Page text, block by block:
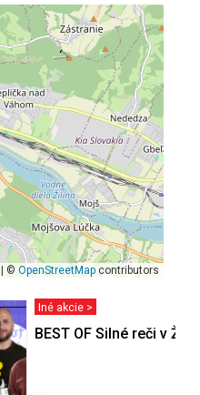
| ©OpenStreetMap contributors
Iné akcie >
BEST OF Silné reči v Žiline